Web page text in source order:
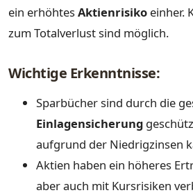
ein erhöhtesAktienrisiko einher.
zum Totalverlust sind möglich.
Wichtige Erkenntnisse:
Sparbücher sind durch die
Einlagensicherung
aufgrund der Niedrigzinsen
Aktien haben ein höheres
aber auch mit Kursrisiken